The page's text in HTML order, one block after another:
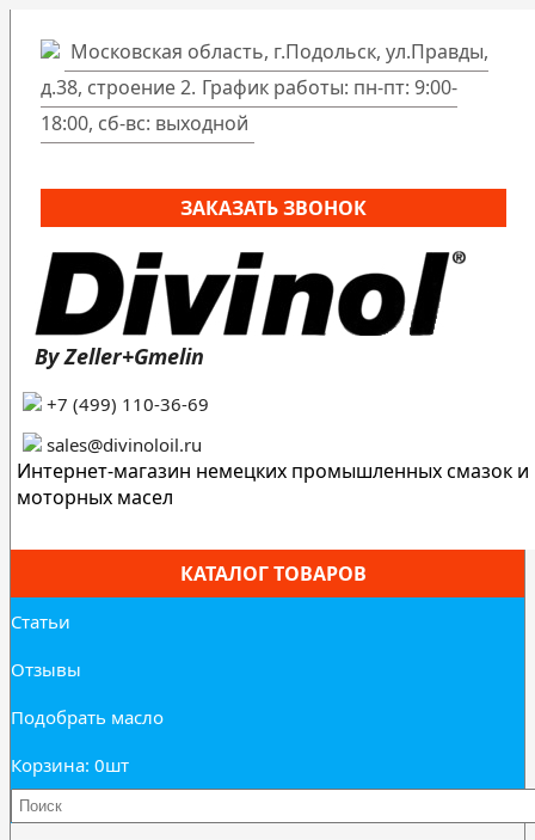
Московская область, г.Подольск, ул.Правды,
д.38, строение 2. График работы: пн-пт: 9:00-
18:00, сб-вс: выходной
ЗАКАЗАТЬ ЗВОНОК
By Zeller+Gmelin
+7 (499) 110-36-69
sales@divinoloil.ru
Интернет-магазин немецких промышленных смазок и
моторных масел
КАТАЛОГ ТОВАРОВ
Статьи
Отзывы
Подобрать масло
Корзина: 0шт